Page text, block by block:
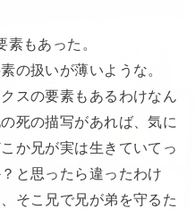
もあった。
の扱いが薄いような。
スの要素もあるわけなん
死の描写があれば、気に
か兄が実は生きていてっ
と思ったら違ったわけ
そこ兄で兄が弟を守るた